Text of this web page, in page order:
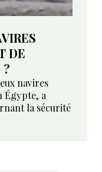
DE
?
navires
Égypte, a
la sécurité